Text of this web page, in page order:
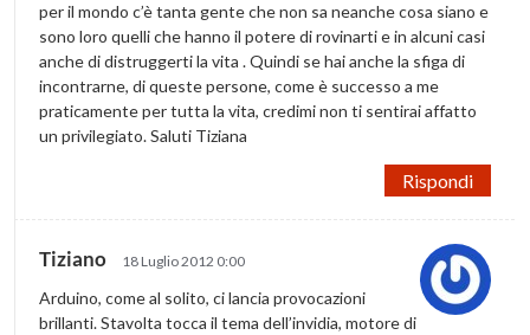
per il mondo c’è tanta gente che non sa neanche cosa siano e
sono loro quelli che hanno il potere di rovinarti e in alcuni casi
anche di distruggerti la vita . Quindi se hai anche la sfiga di
incontrarne, di queste persone, come è successo a me
praticamente per tutta la vita, credimi non ti sentirai affatto
un privilegiato. Saluti Tiziana
Rispondi
Tiziano 18 Luglio 2012 0:00
Arduino, come al solito, ci lancia provocazioni
brillanti. Stavolta tocca il tema dell’invidia, motore di